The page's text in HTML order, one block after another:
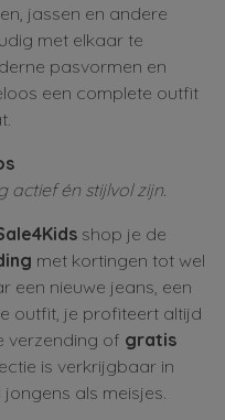
jassen en andere
met elkaar te
pasvormen en
een complete outfit
én stijlvol zijn.
shop je de
met kortingen tot wel
een nieuwe jeans, een
outfit, je profiteert altijd
verzending of gratis
is verkrijgbaar in
als meisjes.